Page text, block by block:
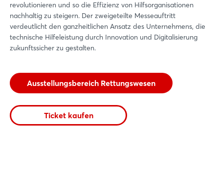
revolutionieren und so die Effizienz von Hilfsorganisationen
nachhaltig zu steigern. Der zweigeteilte Messeauftritt
verdeutlicht den ganzheitlichen Ansatz des Unternehmens, die
technische Hilfeleistung durch Innovation und Digitalisierung
zukunftssicher zu gestalten.
Ausstellungsbereich Rettungswesen
Ticket kaufen